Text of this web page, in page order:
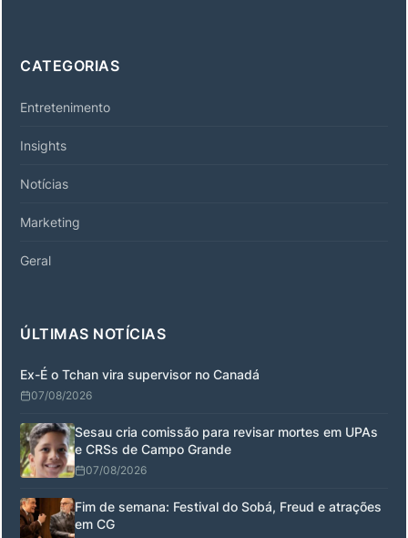
CATEGORIAS
Entretenimento
Insights
Notícias
Marketing
Geral
ÚLTIMAS NOTÍCIAS
Ex-É o Tchan vira supervisor no Canadá
07/08/2026
Sesau cria comissão para revisar mortes em UPAs
e CRSs de Campo Grande
07/08/2026
Fim de semana: Festival do Sobá, Freud e atrações
em CG